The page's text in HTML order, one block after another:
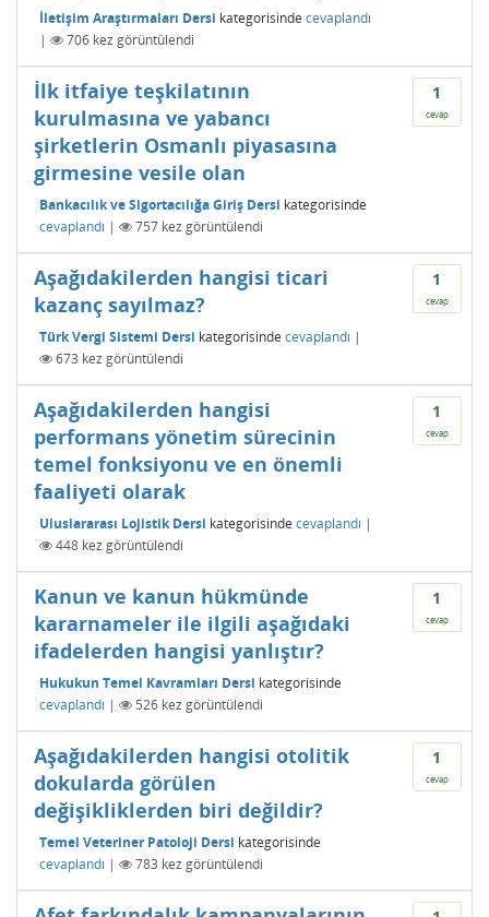
İletişim Araştırmaları Dersi kategorisinde cevaplandı
|
706 kez görüntülendi
1
cevap
İlk itfaiye teşkilatının
kurulmasına ve yabancı
şirketlerin Osmanlı piyasasına
girmesine vesile olan
Bankacılık ve Sigortacılığa Giriş Dersi kategorisinde
cevaplandı | 757 kez görüntülendi
1
cevap
Aşağıdakilerden hangisi ticari
kazanç sayılmaz?
Türk Vergi Sistemi Dersi kategorisinde cevaplandı |
673 kez görüntülendi
1
cevap
Aşağıdakilerden hangisi
performans yönetim sürecinin
temel fonksiyonu ve en önemli
faaliyeti olarak
Uluslararası Lojistik Dersi kategorisinde cevaplandı |
448 kez görüntülendi
1
cevap
Kanun ve kanun hükmünde
kararnameler ile ilgili aşağıdaki
ifadelerden hangisi yanlıştır?
Hukukun Temel Kavramları Dersi kategorisinde
cevaplandı | 526 kez görüntülendi
1
cevap
Aşağıdakilerden hangisi otolitik
dokularda görülen
değişikliklerden biri değildir?
Temel Veteriner Patoloji Dersi kategorisinde
cevaplandı | 783 kez görüntülendi